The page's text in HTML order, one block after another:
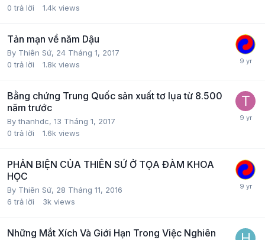
0 trả lời 1.4k views
Tản mạn về năm Dậu
By Thiên Sứ, 24 Tháng 1, 2017
0 trả lời 1.8k views
Bằng chứng Trung Quốc sản xuất tơ lụa từ 8.500
năm trước
Bythanhdc, 13 Tháng 1, 2017
0 trả lời 1.6k views
PHẢN BIỆN CỦA THIÊN SỨ Ở TỌA ĐÀM KHOA
HỌC
By Thiên Sứ, 28 Tháng 11, 2016
6 trả lời 3k views
Những Mắt Xích Và Giới Hạn Trong Việc Nghiên